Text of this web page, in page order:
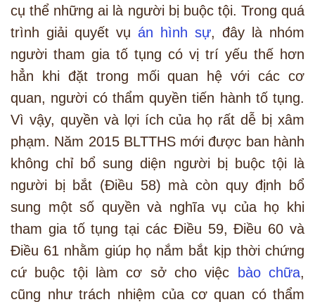
cụ thể những ai là người bị buộc tội. Trong quá
trình giải quyết vụ án hình sự, đây là nhóm
người tham gia tố tụng có vị trí yếu thế hơn
hẳn khi đặt trong mối quan hệ với các cơ
quan, người có thẩm quyền tiến hành tố tụng.
Vì vậy, quyền và lợi ích của họ rất dễ bị xâm
phạm. Năm 2015 BLTTHS mới được ban hành
không chỉ bổ sung diện người bị buộc tội là
người bị bắt (Điều 58) mà còn quy định bổ
sung một số quyền và nghĩa vụ của họ khi
tham gia tố tụng tại các Điều 59, Điều 60 và
Điều 61 nhằm giúp họ nắm bắt kịp thời chứng
cứ buộc tội làm cơ sở cho việc
bào chữa,
cũng như trách nhiệm của cơ quan có thẩm